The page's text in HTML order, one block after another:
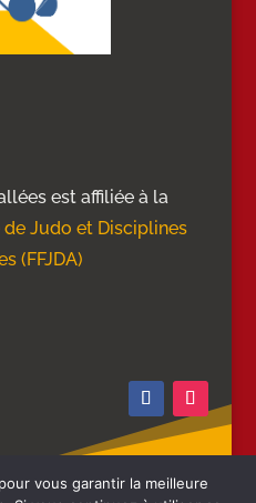
est affiliée à la
de Judo et Disciplines
(FFJDA)
vous garantir la meilleure